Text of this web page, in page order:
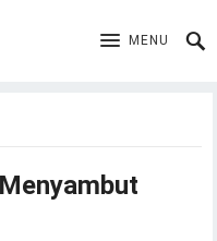
MENU